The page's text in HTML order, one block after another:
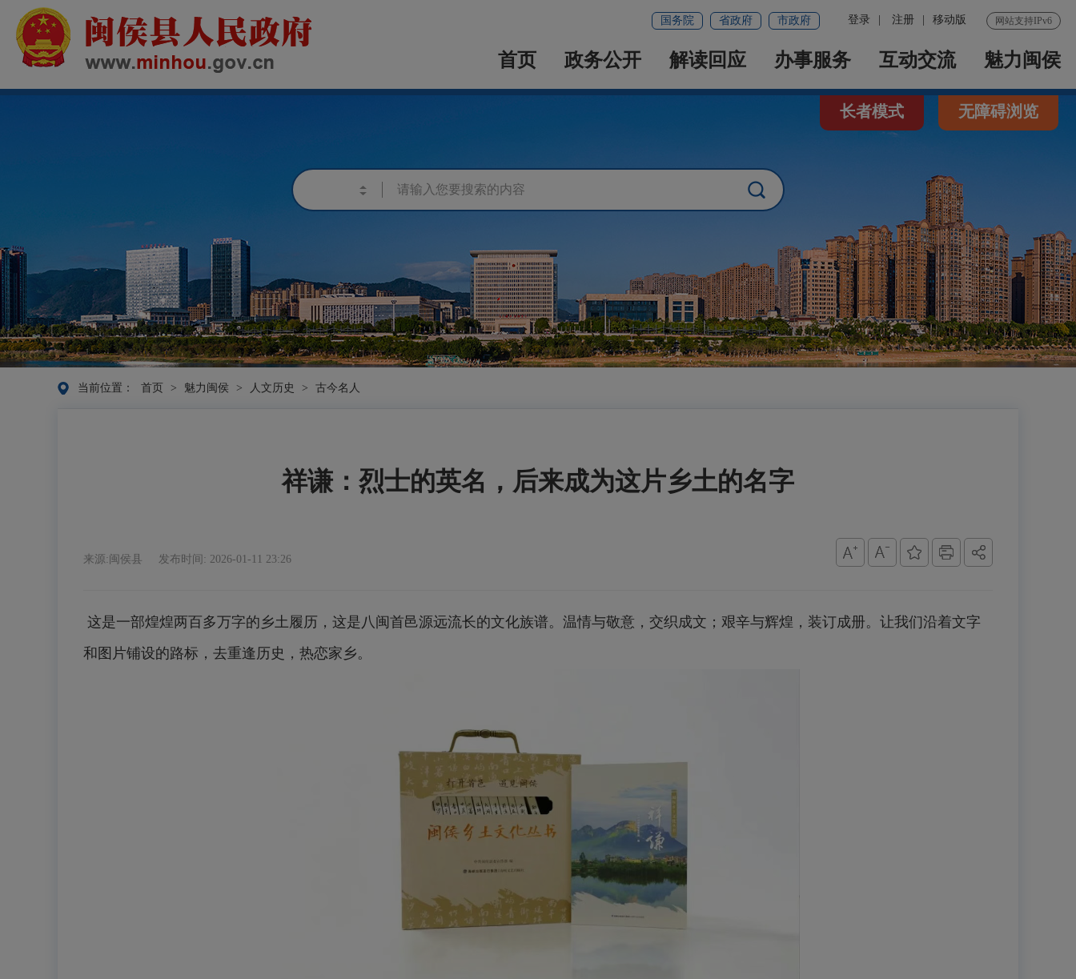
网站支持IPv6
登录 注册 移动版
国务院 省政府 市政府
首页 政务公开 解读回应 办事服务 互动交流 魅力闽侯
长者模式 无障碍浏览
当前位置： 首页 > 魅力闽侯 > 人文历史 > 古今名人
祥谦：烈士的英名，后来成为这片乡土的名字
来源:闽侯县 发布时间: 2026-01-11 23:26
这是一部煌煌两百多万字的乡土履历，这是八闽首邑源远流长的文化族谱。温情与敬意，交织成文；艰辛与辉煌，装订成册。让我们沿着文字
和图片铺设的路标，去重逢历史，热恋家乡。